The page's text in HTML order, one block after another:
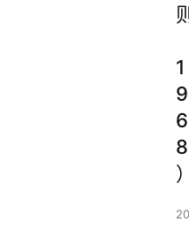
1
9
6
8